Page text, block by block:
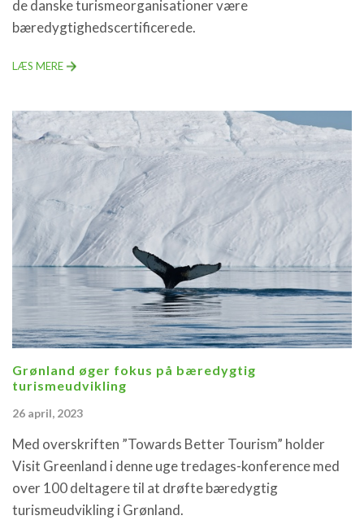
de danske turismeorganisationer være
bæredygtighedscertificerede.
LÆS MERE
Grønland øger fokus på bæredygtig
turismeudvikling
26 april, 2023
Med overskriften ”Towards Better Tourism” holder
Visit Greenland i denne uge tredages-konference med
over 100 deltagere til at drøfte bæredygtig
turismeudvikling i Grønland.